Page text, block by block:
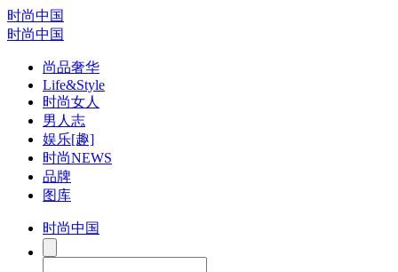
时尚中国
时尚中国
尚品奢华
Life&Style
时尚女人
男人志
娱乐[趣]
时尚NEWS
品牌
图库
时尚中国